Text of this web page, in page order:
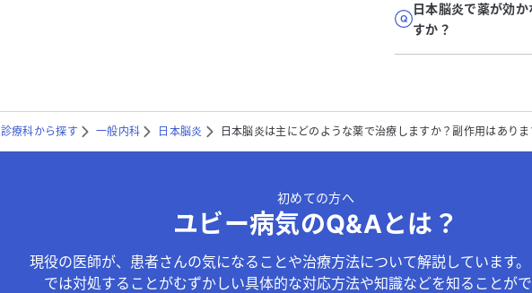
日本脳炎で薬が効
すか？
診療科から探す 一般内科 日本脳炎 日本脳炎は主にどのような薬で治療しますか？副作用はありま
初めての方へ
ユビー病気のQ&Aとは？
現役の医師が、患者さんの気になることや治療方法について解説しています
では対処することがむずかしい具体的な対応方法や知識などを知ることがで